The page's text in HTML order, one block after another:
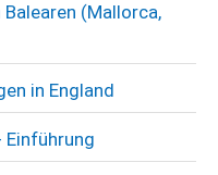
(Mallorca,
in England
Einführung